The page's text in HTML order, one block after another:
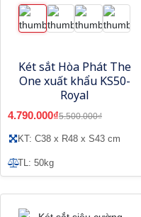
Két sắt Hòa Phát The
One xuất khẩu KS50-
Royal
4.790.000₫5.500.000₫
KT: C38 x R48 x S43 cm
TL: 50kg